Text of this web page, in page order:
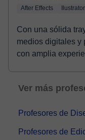
After Effects Ilustrator
Con una sólida
medios digitales y
con amplia
Ver más
Profesores de
Profesores de